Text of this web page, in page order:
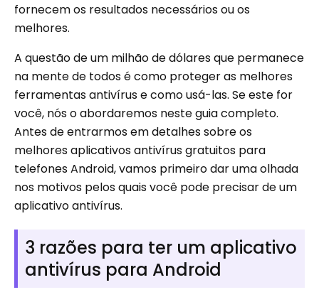
fornecem os resultados necessários ou os
melhores.
A questão de um milhão de dólares que permanece
na mente de todos é como proteger as melhores
ferramentas antivírus e como usá-las. Se este for
você, nós o abordaremos neste guia completo.
Antes de entrarmos em detalhes sobre os
melhores aplicativos antivírus gratuitos para
telefones Android, vamos primeiro dar uma olhada
nos motivos pelos quais você pode precisar de um
aplicativo antivírus.
3 razões para ter um aplicativo
antivírus para Android